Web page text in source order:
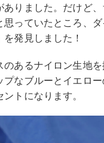
ありました。だけど
思っていたところ、
を発見しました！
のあるナイロン生地
プなブルーとイエロ
トになります。